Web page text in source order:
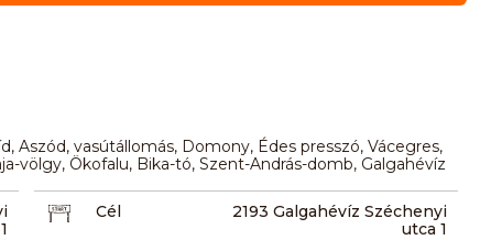
Aszód, vasútállomás, Domony, Édes presszó, Vácegres,
völgy, Ökofalu, Bika-tó, Szent-András-domb, Galgahévíz
Cél
2193 Galgahévíz Széchenyi
utca 1